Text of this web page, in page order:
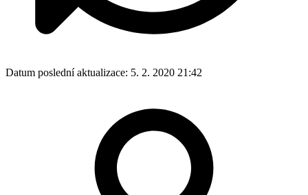
Datum poslední aktualizace: 5. 2. 2020 21:42